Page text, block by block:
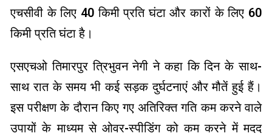
एचसीवी के लिए 40 किमी प्रति घंटा और कारों के लिए 60
किमी प्रति घंटा है।
एसएचओ तिमारपुर त्रिभुवन नेगी ने कहा कि दिन के साथ-
साथ रात के समय भी कई सड़क दुर्घटनाएं और मौतें हुई हैं।
इस परीक्षण के दौरान किए गए अतिरिक्त गति कम करने वाले
उपायों के माध्यम से ओवर-स्पीडिंग को कम करने में मदद